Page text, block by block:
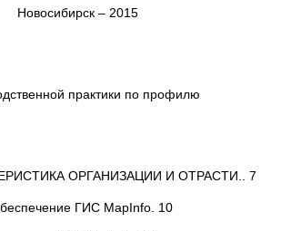
Новосибирск – 2015
практики по профилю
ОРГАНИЗАЦИИ И ОТРАСТИ.. 7
ГИС MapInfo. 10